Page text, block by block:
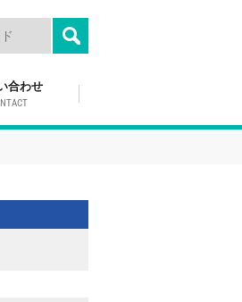
合わせ